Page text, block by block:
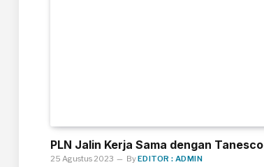
PLN Jalin Kerja Sama dengan Tanesco
25 Agustus 2023 ByEDITOR : ADMIN